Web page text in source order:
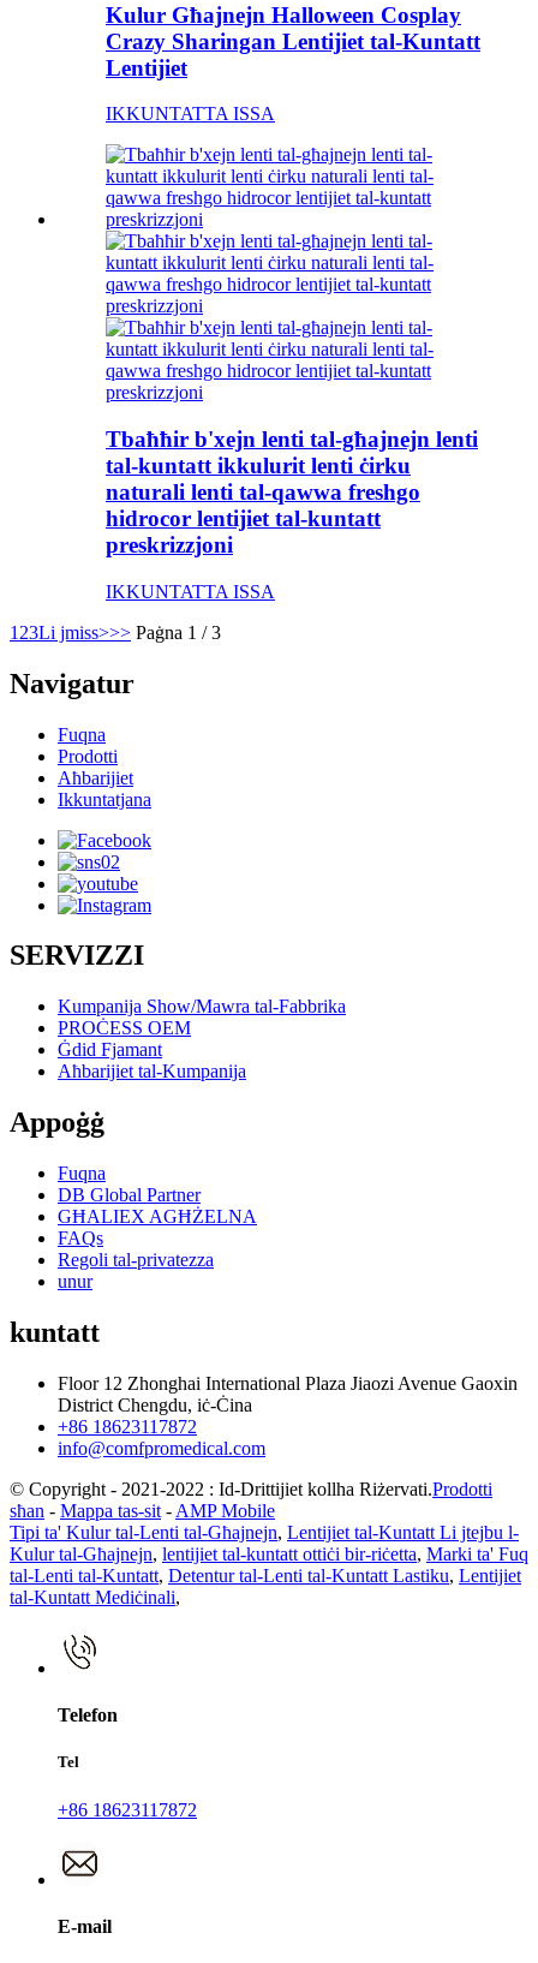
Kulur Għajnejn Halloween Cosplay
Crazy Sharingan Lentijiet tal-Kuntatt
Lentijiet
IKKUNTATTA ISSA
Tbaħħir b'xejn lenti tal-għajnejn lenti
tal-kuntatt ikkulurit lenti ċirku
naturali lenti tal-qawwa freshgo
hidrocor lentijiet tal-kuntatt
preskrizzjoni
IKKUNTATTA ISSA
1 23Li jmiss>>> Paġna 1 / 3
Navigatur
Fuqna
Prodotti
Aħbarijiet
Ikkuntatjana
SERVIZZI
Kumpanija Show/Mawra tal-Fabbrika
PROĊESS OEM
Ġdid Fjamant
Aħbarijiet tal-Kumpanija
Appoġġ
Fuqna
DB Global Partner
GĦALIEX AGĦŻELNA
FAQs
Regoli tal-privatezza
unur
kuntatt
Floor 12 Zhonghai International Plaza Jiaozi Avenue Gaoxin
District Chengdu, iċ-Ċina
+86 18623117872
info@comfpromedical.com
© Copyright - 2021-2022 : Id-Drittijiet kollha Riżervati.Prodotti
sħan - Mappa tas-sit - AMP Mobile
Tipi ta' Kulur tal-Lenti tal-Għajnejn, Lentijiet tal-Kuntatt Li jtejbu l-
Kulur tal-Għajnejn, lentijiet tal-kuntatt ottiċi bir-riċetta, Marki ta' Fuq
tal-Lenti tal-Kuntatt, Detentur tal-Lenti tal-Kuntatt Lastiku, Lentijiet
tal-Kuntatt Mediċinali,
Telefon
Tel
+86 18623117872
E-mail